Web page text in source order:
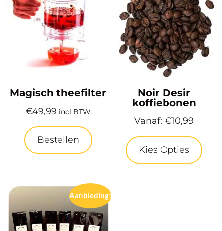
Magisch theefilter
€49,99 incl BTW
Bestellen
Noir Desir
koffiebonen
Vanaf: €10,99
Kies Opties
Aanbieding!